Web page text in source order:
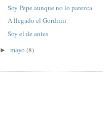
Soy Pepe aunque no lo parezca
A llegado el Gordiiiii
Soy el de antes
► mayo (8)